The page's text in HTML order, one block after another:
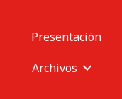
Presentación
Archivos